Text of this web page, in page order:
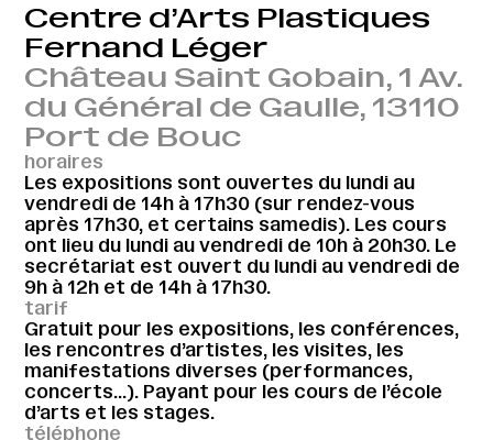
Centre d’Arts Plastiques
Fernand Léger
Château Saint Gobain, 1 Av.
du Général de Gaulle, 13110
Port de Bouc
horaires
Les expositions sont ouvertes du lundi au
vendredi de 14h à 17h30 (sur rendez-vous
après 17h30, et certains samedis). Les cours
ont lieu du lundi au vendredi de 10h à 20h30. Le
secrétariat est ouvert du lundi au vendredi de
9h à 12h et de 14h à 17h30.
tarif
Gratuit pour les expositions, les conférences,
les rencontres d’artistes, les visites, les
manifestations diverses (performances,
concerts…). Payant pour les cours de l’école
d’arts et les stages.
téléphone